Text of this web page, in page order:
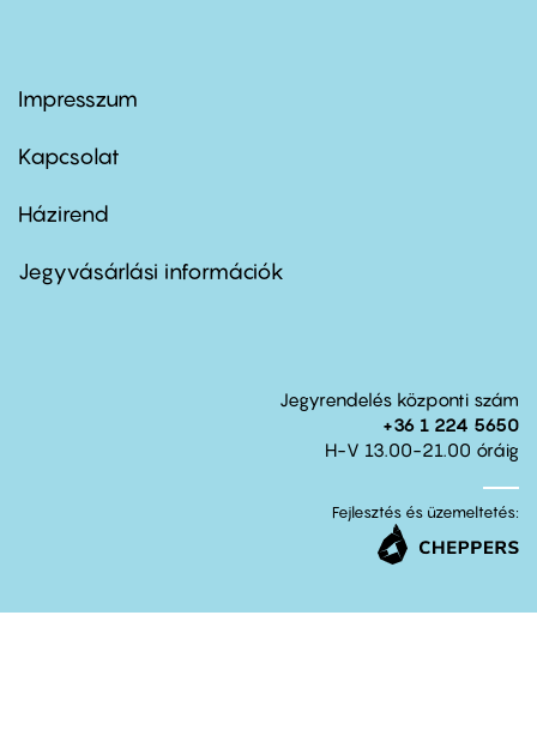
Footer
first
Impresszum
Kapcsolat
Footer
second
Házirend
Jegyvásárlási információk
Jegyrendelés központi szám
+36 1 224 5650
H-V 13.00-21.00 óráig
Fejlesztés és üzemeltetés: